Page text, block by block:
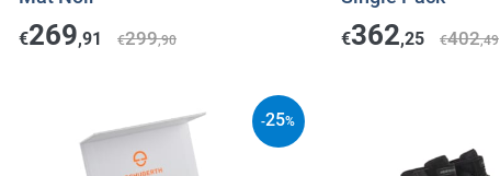
€269,91 €299,90 €362,25 €402,49
-25%